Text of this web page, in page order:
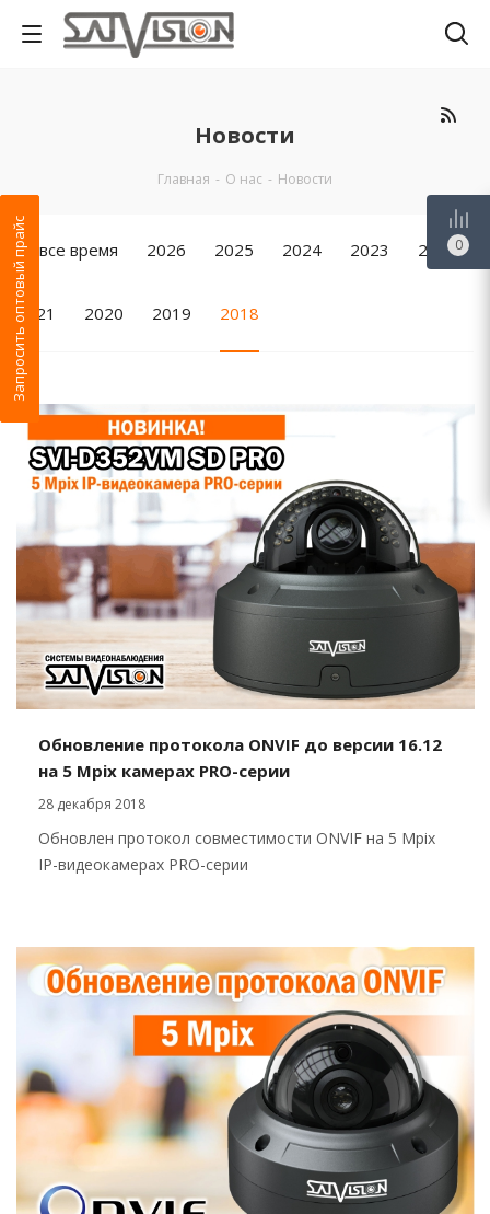
Новости
Главная - О нас - Новости
За все время 2026 2025 2024 2023 2022
2021 2020 2019 2018
Обновление протокола ONVIF до версии 16.12
на 5 Mpix камерах PRO-серии
28 декабря 2018
Обновлен протокол совместимости ONVIF на 5 Mpix
IP-видеокамерах PRO-серии
Запросить оптовый прайс 0